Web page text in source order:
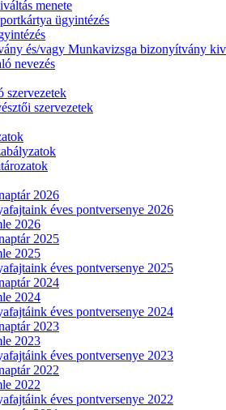
menete
ügyintézés
és/vagy Munkavizsga bizonyítvány
nevezés
szervezetek
szervezetek
2026
éves pontversenye 2026
2026
2025
2025
éves pontversenye 2025
2024
2024
éves pontversenye 2024
2023
2023
éves pontversenye 2023
2022
2022
éves pontversenye 2022